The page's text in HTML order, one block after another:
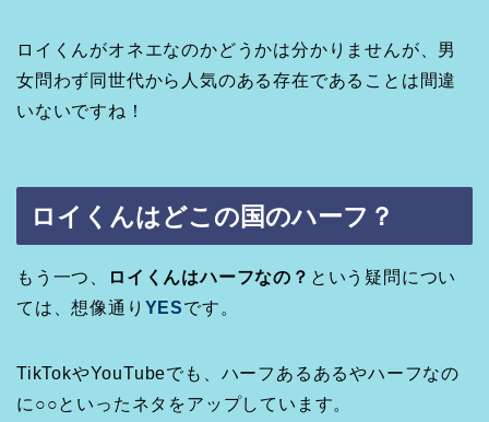
ロイくんがオネエなのかどうかは分かりませんが、男
女問わず同世代から人気のある存在であることは間違
いないですね！
ロイくんはどこの国のハーフ？
もう一つ、 ロイくんはハーフなの？ という疑問につい
ては、想像通り YESです。
TikTokやYouTubeでも、ハーフあるあるやハーフなの
に○○といったネタをアップしています。